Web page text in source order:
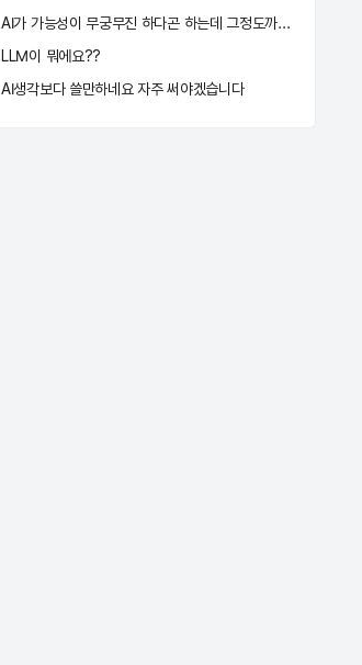
AI가 가능성이 무궁무진 하다곤 하는데 그정도까진 아직 아닌듯
LLM이 뭐에요??
AI생각보다 쓸만하네요 자주 써야겠습니다